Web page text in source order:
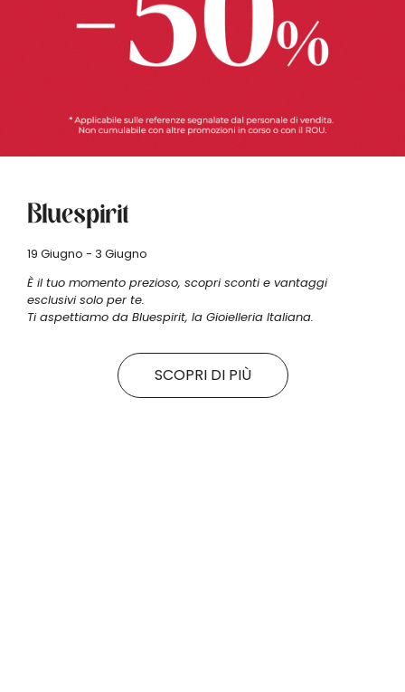
Bluespirit
19 Giugno - 3 Giugno
È il tuo momento prezioso, scopri sconti e vantaggi
esclusivi solo per te.
Ti aspettiamo da Bluespirit, la Gioielleria Italiana.
SCOPRI DI PIÙ